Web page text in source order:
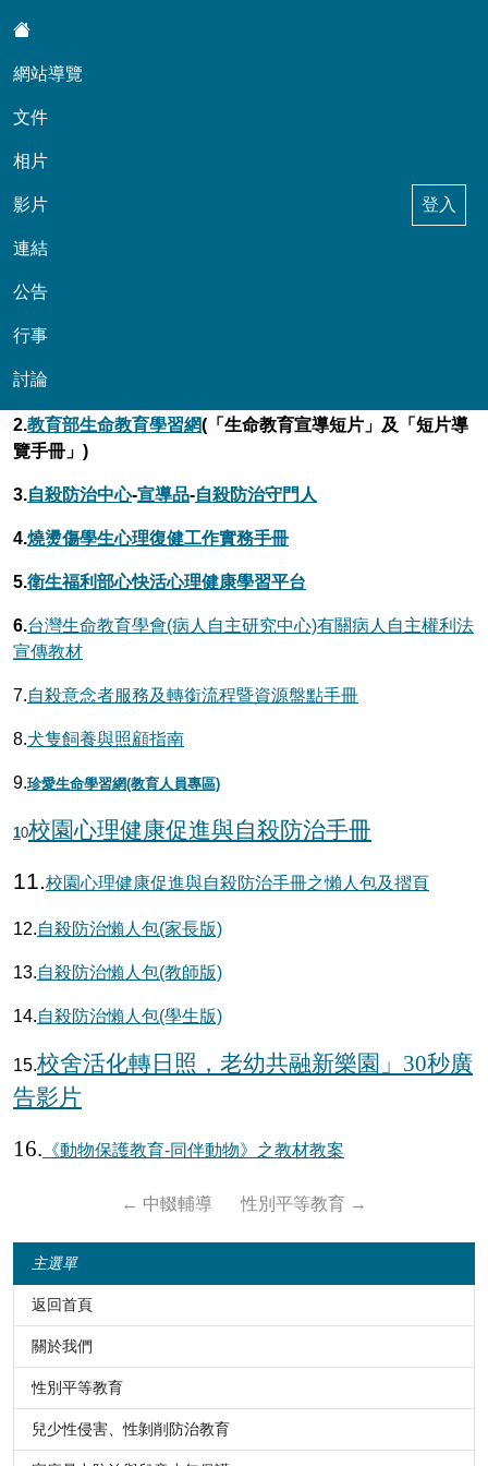
網站導覽
文件
相片
影片
連結
公告
行事
討論
登入
生命教育及學生自傷憂鬱防治
1.生命教育相關文件
2.教育部生命教育學習網(「生命教育宣導短片」及「短片導
覽手冊」)
3.自殺防治中心-宣導品-自殺防治守門人
4.燒燙傷學生心理復健工作實務手冊
5.衛生福利部心快活心理健康學習平台
6.台灣生命教育學會(病人自主研究中心)有關病人自主權利法
宣傳教材
7.自殺意念者服務及轉銜流程暨資源盤點手冊
8.犬隻飼養與照顧指南
9.珍愛生命學習網(教育人員專區)
10校園心理健康促進與自殺防治手冊
11.校園心理健康促進與自殺防治手冊之懶人包及摺頁
12.自殺防治懶人包(家長版)
13.自殺防治懶人包(教師版)
14.自殺防治懶人包(學生版)
15.校舍活化轉日照，老幼共融新樂園」30秒廣
告影片
16. 《動物保護教育-同伴動物》之教材教案
← 中輟輔導 性別平等教育 →
主選單
返回首頁
關於我們
性別平等教育
兒少性侵害、性剝削防治教育